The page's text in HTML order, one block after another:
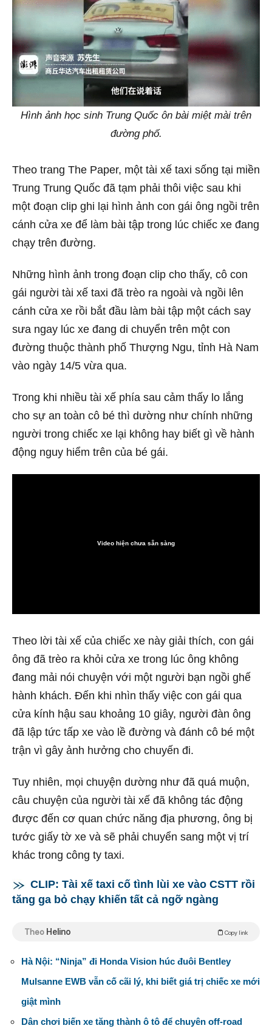
Hình ảnh học sinh Trung Quốc ôn bài miệt mài trên
đường phố.
Theo trang The Paper, một tài xế taxi sống tại miền
Trung Trung Quốc đã tạm phải thôi việc sau khi
một đoạn clip ghi lại hình ảnh con gái ông ngồi trên
cánh cửa xe để làm bài tập trong lúc chiếc xe đang
chạy trên đường.
Những hình ảnh trong đoạn clip cho thấy, cô con
gái người tài xế taxi đã trèo ra ngoài và ngồi lên
cánh cửa xe rồi bắt đầu làm bài tập một cách say
sưa ngay lúc xe đang di chuyển trên một con
đường thuộc thành phố Thượng Ngu, tỉnh Hà Nam
vào ngày 14/5 vừa qua.
Trong khi nhiều tài xế phía sau cảm thấy lo lắng
cho sự an toàn cô bé thì dường như chính những
người trong chiếc xe lại không hay biết gì về hành
động nguy hiểm trên của bé gái.
Video hiện chưa sẵn sàng
Theo lời tài xế của chiếc xe này giải thích, con gái
ông đã trèo ra khỏi cửa xe trong lúc ông không
đang mải nói chuyện với một người bạn ngồi ghế
hành khách. Đến khi nhìn thấy việc con gái qua
cửa kính hậu sau khoảng 10 giây, người đàn ông
đã lập tức tấp xe vào lề đường và đánh cô bé một
trận vì gây ảnh hưởng cho chuyến đi.
Tuy nhiên, mọi chuyện dường như đã quá muộn,
câu chuyện của người tài xế đã không tác động
được đến cơ quan chức năng địa phương, ông bị
tước giấy tờ xe và sẽ phải chuyển sang một vị trí
khác trong công ty taxi.
CLIP: Tài xế taxi cố tình lùi xe vào CSTT rồi
tăng ga bỏ chạy khiến tất cả ngỡ ngàng
Theo Helino Copy link
Hà Nội: “Ninja” đi Honda Vision húc đuôi Bentley
Mulsanne EWB vẫn cố cãi lý, khi biết giá trị chiếc xe mới
giật mình
Dân chơi biến xe tăng thành ô tô để chuyên off-road